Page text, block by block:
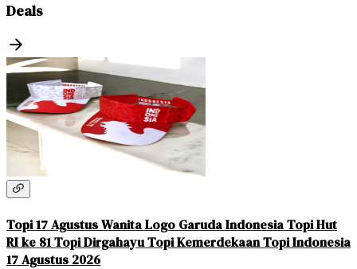
Deals
Topi 17 Agustus Wanita Logo Garuda Indonesia Topi Hut
RI ke 81 Topi Dirgahayu Topi Kemerdekaan Topi Indonesia
17 Agustus 2026